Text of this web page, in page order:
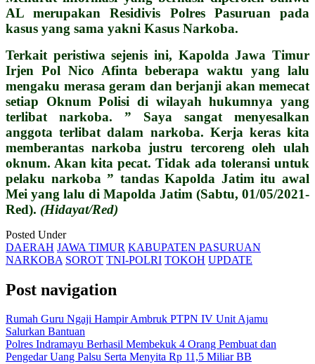
AL merupakan Residivis Polres Pasuruan pada
kasus yang sama yakni Kasus Narkoba.
Terkait peristiwa sejenis ini, Kapolda Jawa Timur
Irjen Pol Nico Afinta beberapa waktu yang lalu
mengaku merasa geram dan berjanji akan memecat
setiap Oknum Polisi di wilayah hukumnya yang
terlibat narkoba. ” Saya sangat menyesalkan
anggota terlibat dalam narkoba. Kerja keras kita
memberantas narkoba justru tercoreng oleh ulah
oknum. Akan kita pecat. Tidak ada toleransi untuk
pelaku narkoba ” tandas Kapolda Jatim itu awal
Mei yang lalu di Mapolda Jatim (Sabtu, 01/05/2021-
Red). (Hidayat/Red)
Posted Under
DAERAH JAWA TIMUR KABUPATEN PASURUAN
NARKOBA SOROT TNI-POLRI TOKOH UPDATE
Post navigation
Rumah Guru Ngaji Hampir Ambruk PTPN IV Unit Ajamu
Salurkan Bantuan
Polres Indramayu Berhasil Membekuk 4 Orang Pembuat dan
Pengedar Uang Palsu Serta Menyita Rp 11,5 Miliar BB